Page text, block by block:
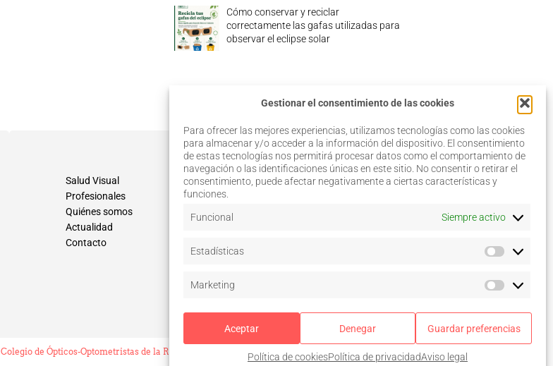
Gestionar el consentimiento de las cookies
Para ofrecer las mejores experiencias, utilizamos tecnologías como las cookies
para almacenar y/o acceder a la información del dispositivo. El consentimiento
de estas tecnologías nos permitirá procesar datos como el comportamiento de
navegación o las identificaciones únicas en este sitio. No consentir o retirar el
consentimiento, puede afectar negativamente a ciertas características y
funciones.
Funcional Siempre activo
Estadísticas
Marketing
Aceptar Denegar Guardar preferencias
Política de cookiesPolítica de privacidadAviso legal
Cómo conservar y reciclar
correctamente las gafas utilizadas para
observar el eclipse solar
Salud Visual
Profesionales
Quiénes somos
Actualidad
Contacto
Aviso legal
Colegio de Ópticos-Optometristas de la Región de Murcia © 2026. Todos los derechos reservados.